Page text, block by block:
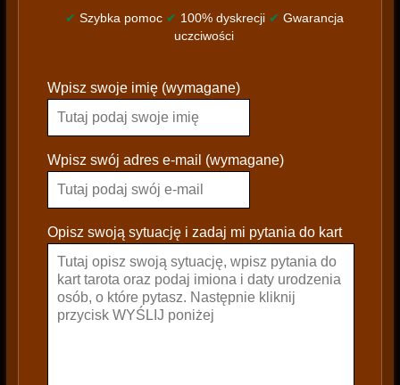
✔ Szybka pomoc ✔ 100% dyskrecji ✔ Gwarancja
uczciwości
l
a
s
e
a
Wpisz swoje imię (wymagane)
Wpisz swój adres e-mail (wymagane)
Opisz swoją sytuację i zadaj mi pytania do kart